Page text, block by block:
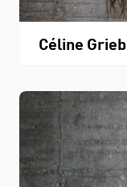
Céline Grieb